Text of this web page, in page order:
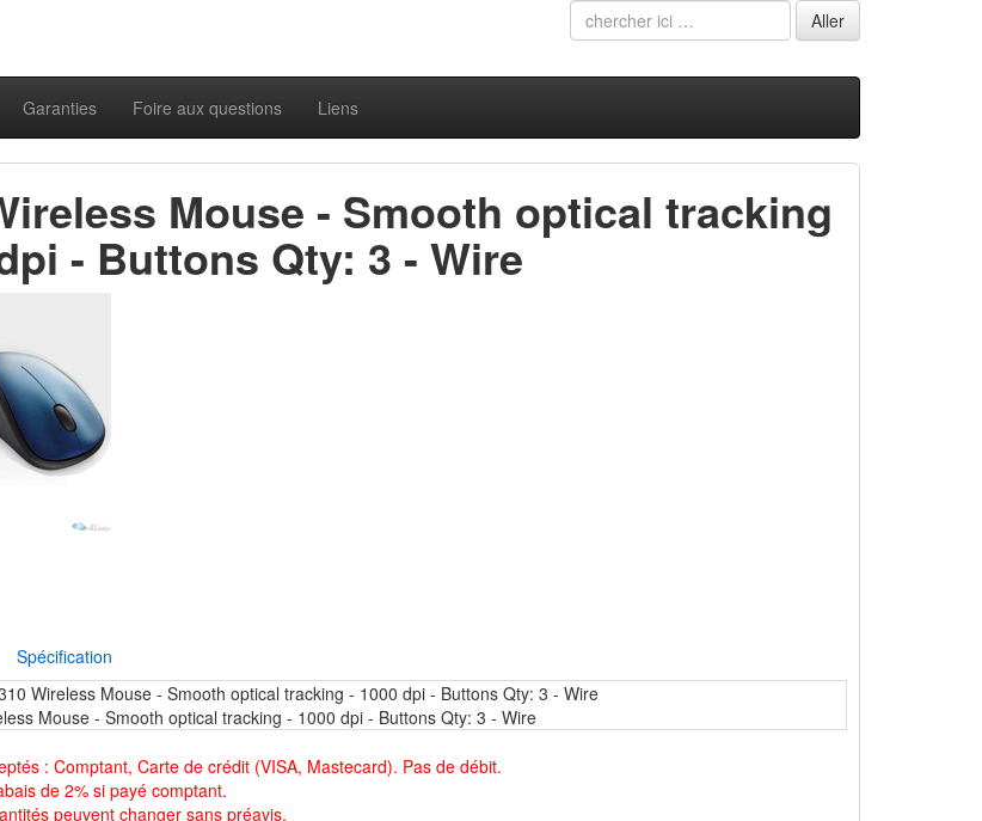
Garanties Foire aux questions Liens
Mouse - Smooth optical tracking
- Buttons Qty: 3 - Wire
Spécification
Wireless Mouse - Smooth optical tracking - 1000 dpi - Buttons Qty: 3 - Wire
Mouse - Smooth optical tracking - 1000 dpi - Buttons Qty: 3 - Wire
: Comptant, Carte de crédit (VISA, Mastecard). Pas de débit.
de 2% si payé comptant.
peuvent changer sans préavis.